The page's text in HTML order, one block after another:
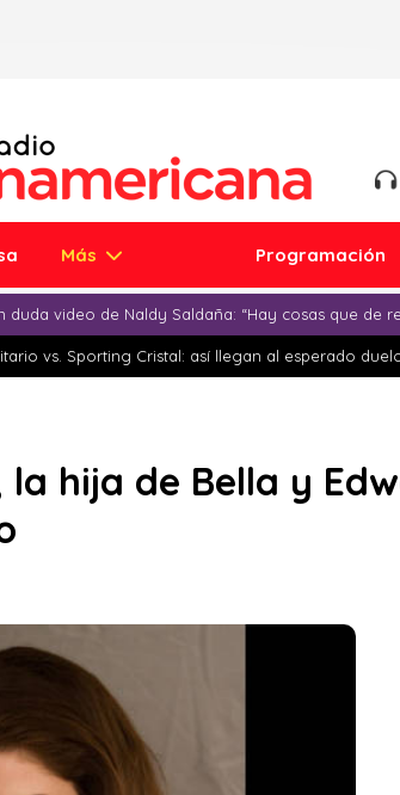
Más Programación
duda video de Naldy Saldaña: “Hay cosas que de
vs. Sporting Cristal: así llegan al esperado
la hija de Bella y